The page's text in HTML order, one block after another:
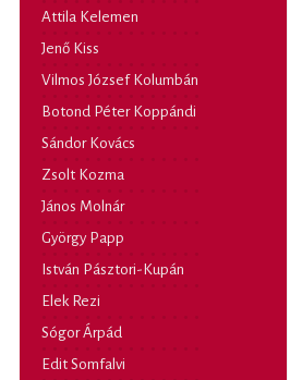
Attila Kelemen
Jenő Kiss
Vilmos József Kolumbán
Botond Péter Koppándi
Sándor Kovács
Zsolt Kozma
János Molnár
György Papp
István Pásztori-Kupán
Elek Rezi
Sógor Árpád
Edit Somfalvi